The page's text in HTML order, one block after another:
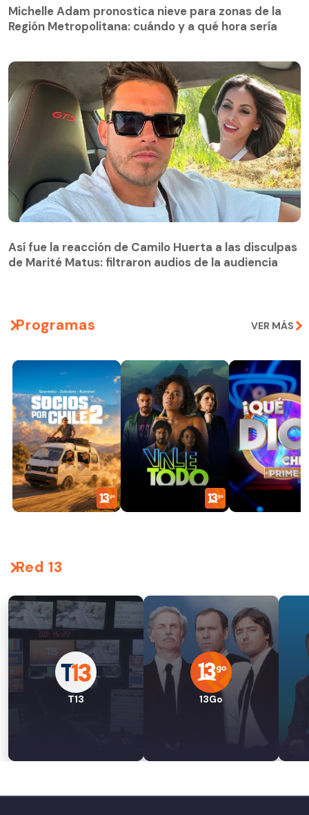
Región Metropolitana: cuándo y a qué hora sería
Michelle Adam pronostica nieve para zonas de la
Región Metropolitana: cuándo y a qué hora sería
Así fue la reacción de Camilo Huerta a las disculpas
de Marité Matus: filtraron audios de la audiencia
Programas VER MÁS
Red 13
T13 13Go